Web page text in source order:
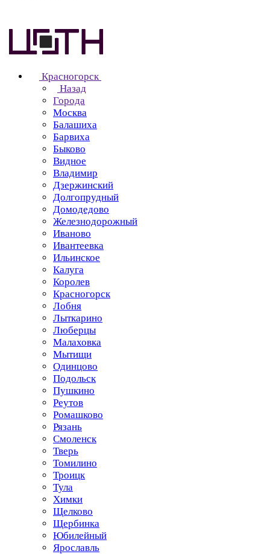
Красногорск
Назад
Города
Москва
Балашиха
Барвиха
Быково
Видное
Владимир
Дзержинский
Долгопрудный
Домодедово
Железнодорожный
Иваново
Ивантеевка
Ильинское
Калуга
Королев
Красногорск
Лобня
Лыткарино
Люберцы
Малаховка
Мытищи
Одинцово
Подольск
Пушкино
Реутов
Ромашково
Рязань
Смоленск
Тверь
Томилино
Троицк
Тула
Химки
Щелково
Щербинка
Юбилейный
Ярославль